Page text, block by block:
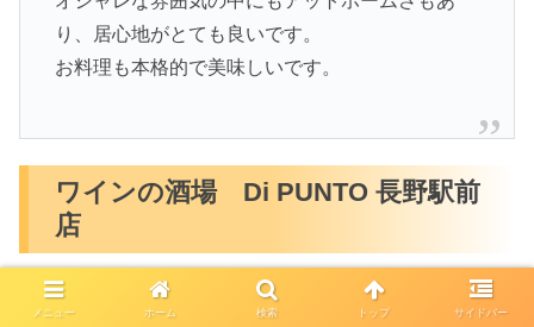
り、居心地がとても良いです。
お料理も本格的で美味しいです。
ワインの酒場 Di PUNTO 長野駅前
店
メニュー ホーム 検索 トップ サイドバー